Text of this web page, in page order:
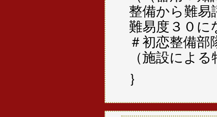
整備から難易
難易度３０に
＃初恋整備
（施設によ
｝